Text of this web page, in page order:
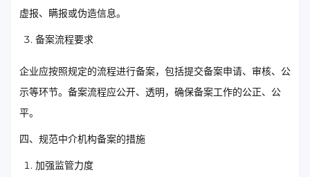
虚报、瞒报或伪造信息。
备案流程要求
企业应按照规定的流程进行备案，包括提交备案申请、审核、公
示等环节。备案流程应公开、透明，确保备案工作的公正、公
平。
四、规范中介机构备案的措施
加强监管力度